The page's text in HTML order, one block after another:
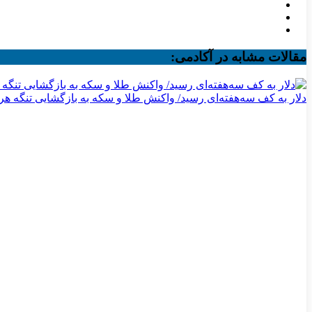
مقالات مشابه در آکادمی:
دلار به کف سه‌هفته‌ای رسید/ واکنش طلا و سکه به بازگشایی تنگه